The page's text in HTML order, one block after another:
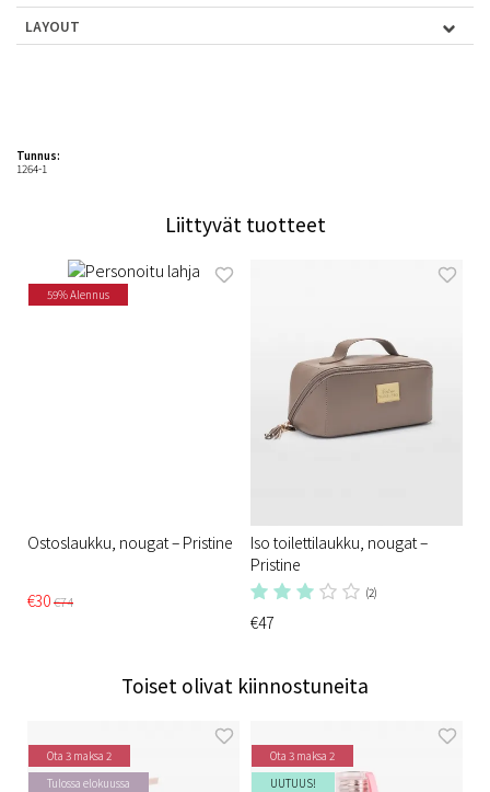
LAYOUT
Tunnus:
1264-1
Liittyvät tuotteet
59% Alennus
Ostoslaukku, nougat – Pristine​
€30€74
Iso toilettilaukku, nougat –
Pristine
(2)
€47
Toiset olivat kiinnostuneita
Ota 3 maksa 2
Tulossa elokuussa
Ota 3 maksa 2
UUTUUS!